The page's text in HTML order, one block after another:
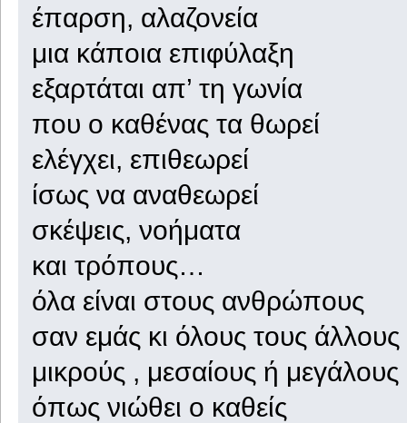
έπαρση, αλαζονεία
μια κάποια επιφύλαξη
εξαρτάται απ’ τη γωνία
που ο καθένας τα θωρεί
ελέγχει, επιθεωρεί
ίσως να αναθεωρεί
σκέψεις, νοήματα
και τρόπους…
όλα είναι στους ανθρώπους
σαν εμάς κι όλους τους άλλους
μικρούς , μεσαίους ή μεγάλους
όπως νιώθει ο καθείς